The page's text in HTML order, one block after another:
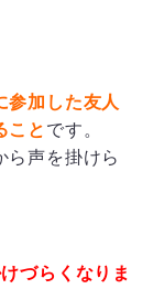
参加した友人
こと です。
ら声を掛けら
づらくなりま